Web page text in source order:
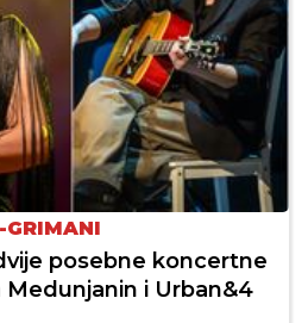
GRIMANI
posebne koncertne
Medunjanin i Urban&4